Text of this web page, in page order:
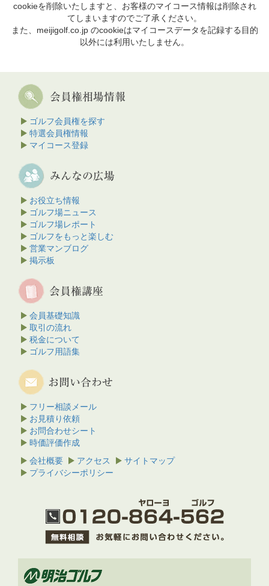
cookieを削除いたしますと、お客様のマイコース情報は削除され
てしまいますのでご了承ください。
また、meijigolf.co.jp のcookieはマイコースデータを記録する目的
以外には利用いたしません。
ゴルフ会員権を探す
特選会員権情報
マイコース登録
お役立ち情報
ゴルフ場ニュース
ゴルフ場レポート
ゴルフをもっと楽しむ
営業マンブログ
掲示板
会員基礎知識
取引の流れ
税金について
ゴルフ用語集
フリー相談メール
お見積り依頼
お問合わせシート
時価評価作成
会社概要
アクセス
サイトマップ
プライバシーポリシー